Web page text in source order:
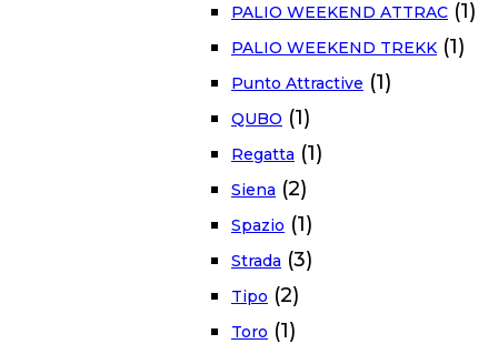
PALIO WEEKEND ATTRAC (1)
PALIO WEEKEND TREKK (1)
Punto Attractive (1)
QUBO (1)
Regatta (1)
Siena (2)
Spazio (1)
Strada (3)
Tipo (2)
Toro (1)